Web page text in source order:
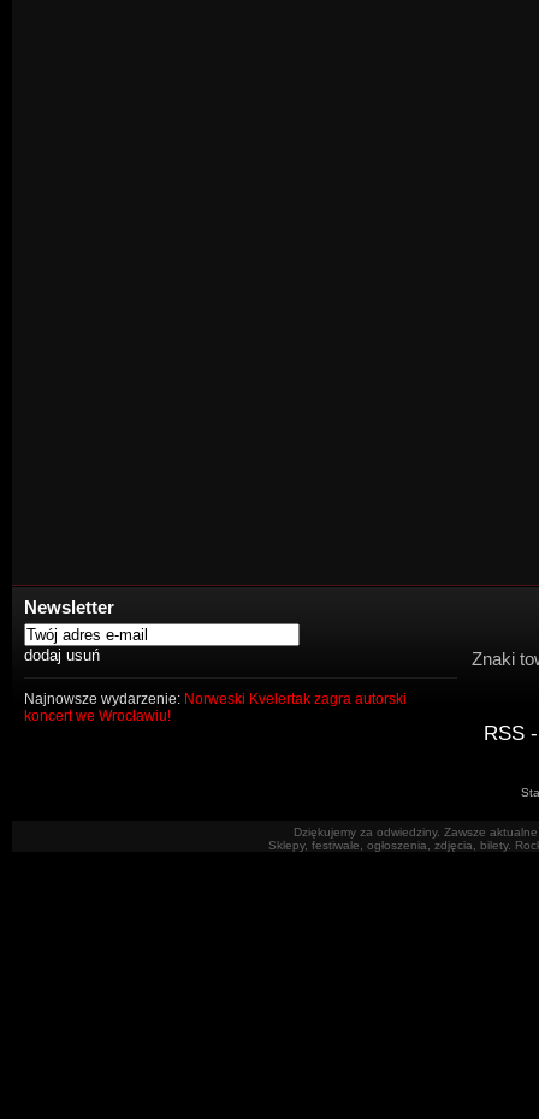
Newsletter
Najnowsze wydarzenie: Norweski Kvelertak zagra autorski
koncert we Wrocławiu!
Znaki
RSS
Dziękujemy za odwiedziny. Zawsze
Sklepy, festiwale, ogłoszenia, zdjęcia, bilety.